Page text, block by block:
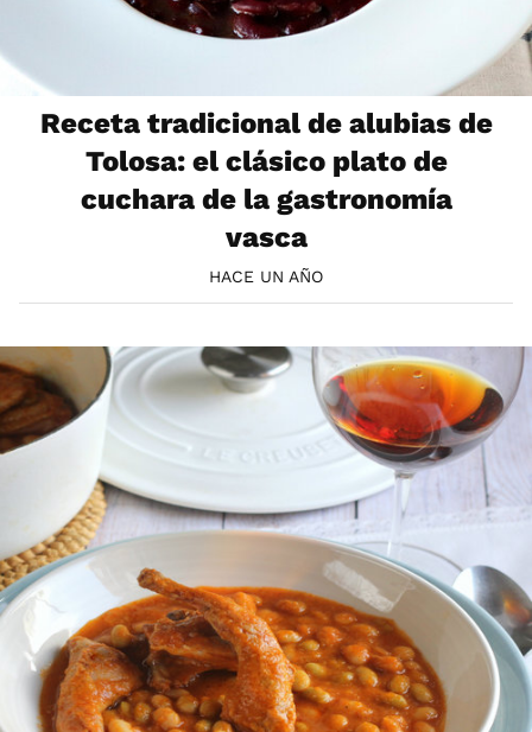
Receta tradicional de alubias de
Tolosa: el clásico plato de
cuchara de la gastronomía
vasca
HACE UN AÑO